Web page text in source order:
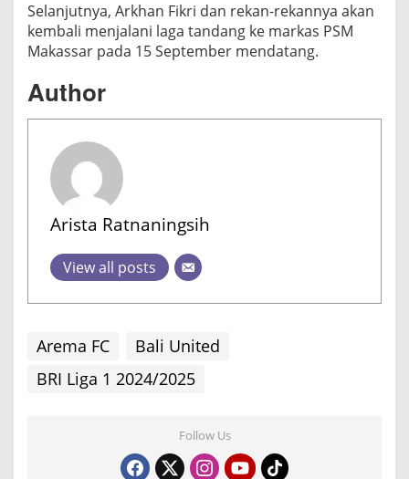
Selanjutnya, Arkhan Fikri dan rekan-rekannya akan
kembali menjalani laga tandang ke markas PSM
Makassar pada 15 September mendatang.
Author
Arista Ratnaningsih
View all posts
Arema FC
Bali United
BRI Liga 1 2024/2025
Follow Us